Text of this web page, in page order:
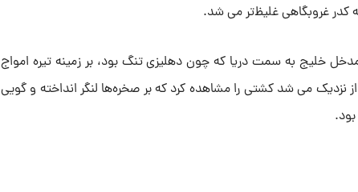
کدر غروبگاهی غلیظ‌‌تر می‌ شد.
خلیج به سمت دریا که چون دهلیزی تنگ بود، بر زمینه تیره امواج
نزدیک می‌ شد کشتی را مشاهده کرد که بر صخره‌ها لنگر انداخته و گویی